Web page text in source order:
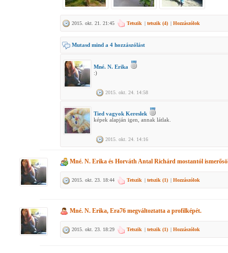
2015. okt. 21. 21:45 Tetszik | tetszik (4) | Hozzászólok
Mutasd mind a 4 hozzászólást
Mné. N. Erika
:)
2015. okt. 24. 14:58
Tied vagyok Kereslek
képek alapján igen, annak látlak.
2015. okt. 24. 14:16
Mné. N. Erika és Horváth Antal Richárd mostantól
2015. okt. 23. 18:44 Tetszik | tetszik (1) | Hozzászólok
Mné. N. Erika, Era76 megváltoztatta a profilképét.
2015. okt. 23. 18:29 Tetszik | tetszik (1) | Hozzászólok